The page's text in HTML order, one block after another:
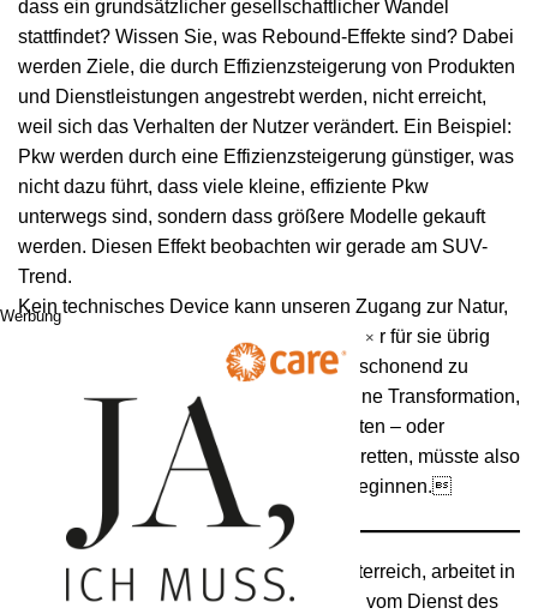
dass ein grundsätzlicher gesellschaftlicher Wandel
stattfindet? Wissen Sie, was Rebound-Effekte sind? Dabei
werden Ziele, die durch Effizienzsteigerung von Produkten
und Dienstleistungen angestrebt werden, nicht erreicht,
weil sich das Verhalten der Nutzer verändert. Ein Beispiel:
Pkw werden durch eine Effizienzsteigerung günstiger, was
nicht dazu führt, dass viele kleine, effiziente Pkw
unterwegs sind, sondern dass größere Modelle gekauft
werden. Diesen Effekt beobachten wir gerade am SUV-
Trend.
Kein technisches Device kann unseren Zugang zur Natur,
den Respekt und die Bewunderung, die wir für sie übrig
haben sollten, wettmachen. Ressourcenschonend zu
leben, sollte unser höchstes Ziel sein. Eine Transformation,
die wirklich in der Lage wäre, den Planeten – oder
richtigerweise die Spezies Mensch – zu retten, müsste also
in meinen Augen immer bei uns selbst beginnen.
Sarah Kleiner
, geboren 1991 in Oberösterreich, arbeitet in
Wien als freie Journalistin. Sie ist Chefin vom Dienst des
Werbung
×